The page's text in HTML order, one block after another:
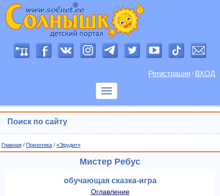
Регистрация / ВХОД
Показать
Поиск по сайту
Главная / Призотека / «Эрудит»
Мистер Ребус
обучающая сказка-игра
Оглавление